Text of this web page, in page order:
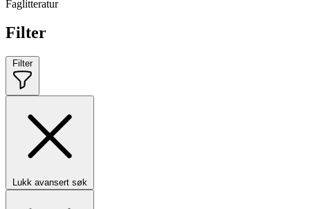
Faglitteratur
Filter
Filter
Lukk avansert søk